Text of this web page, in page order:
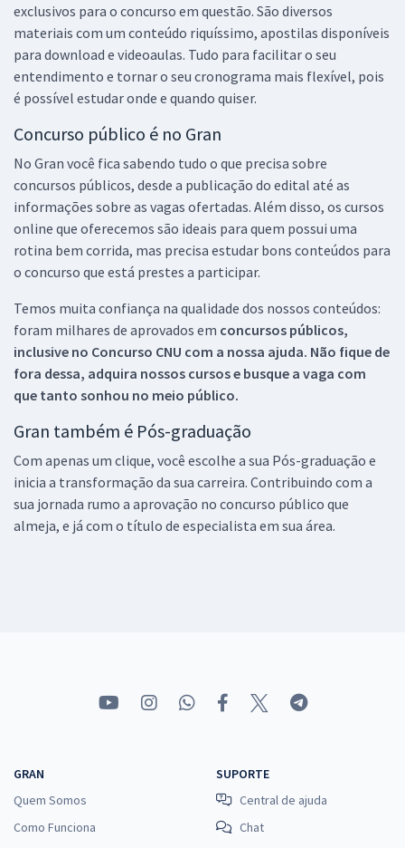
exclusivos para o concurso em questão. São diversos
materiais com um conteúdo riquíssimo, apostilas disponíveis
para download e videoaulas. Tudo para facilitar o seu
entendimento e tornar o seu cronograma mais flexível, pois
é possível estudar onde e quando quiser.
Concurso público é no Gran
No Gran você fica sabendo tudo o que precisa sobre
concursos públicos, desde a publicação do edital até as
informações sobre as vagas ofertadas. Além disso, os cursos
online que oferecemos são ideais para quem possui uma
rotina bem corrida, mas precisa estudar bons conteúdos para
o concurso que está prestes a participar.
Temos muita confiança na qualidade dos nossos conteúdos:
foram milhares de aprovados em concursos públicos,
inclusive no Concurso CNU com a nossa ajuda. Não fique de
fora dessa, adquira nossos cursos e busque a vaga com
que tanto sonhou no meio público.
Gran também é Pós-graduação
Com apenas um clique, você escolhe a sua Pós-graduação e
inicia a transformação da sua carreira. Contribuindo com a
sua jornada rumo a aprovação no concurso público que
almeja, e já com o título de especialista em sua área.
GRAN
Quem Somos
Como Funciona
SUPORTE
Central de ajuda
Chat